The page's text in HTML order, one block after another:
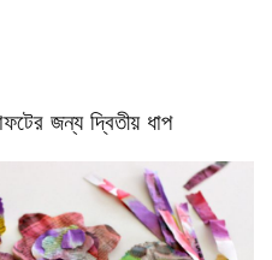
জন্য দ্বিতীয় ধাপ